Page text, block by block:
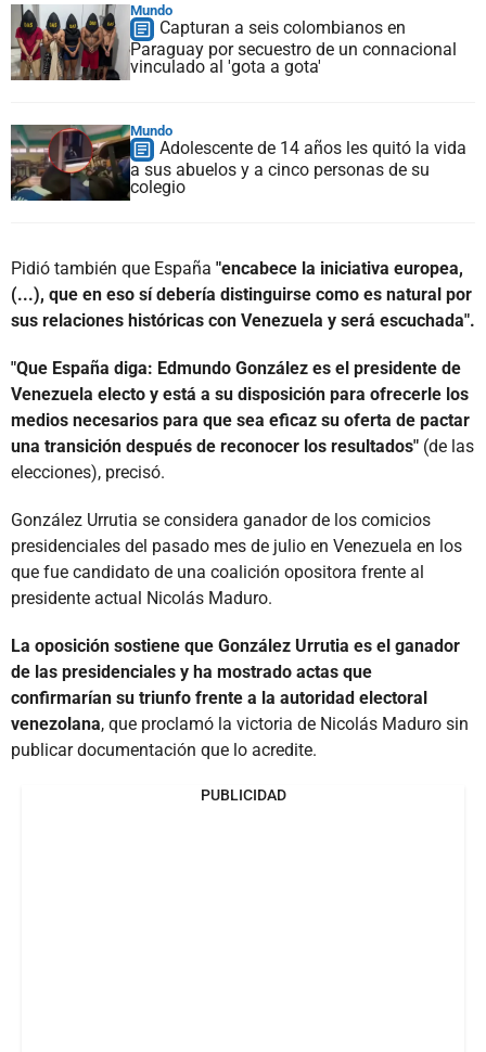
Mundo
Capturan a seis colombianos en
Paraguay por secuestro de un connacional
vinculado al 'gota a gota'
Mundo
Adolescente de 14 años les quitó la vida
a sus abuelos y a cinco personas de su
colegio
Pidió también que España "encabece la iniciativa europea,
(...), que en eso sí debería distinguirse como es natural por
sus relaciones históricas con Venezuela y será escuchada".
"Que España diga: Edmundo González es el presidente de
Venezuela electo y está a su disposición para ofrecerle los
medios necesarios para que sea eficaz su oferta de pactar
una transición después de reconocer los resultados" (de las
elecciones), precisó.
González Urrutia se considera ganador de los comicios
presidenciales del pasado mes de julio en Venezuela en los
que fue candidato de una coalición opositora frente al
presidente actual Nicolás Maduro.
La oposición sostiene que González Urrutia es el ganador
de las presidenciales y ha mostrado actas que
confirmarían su triunfo frente a la autoridad electoral
venezolana, que proclamó la victoria de Nicolás Maduro sin
publicar documentación que lo acredite.
PUBLICIDAD